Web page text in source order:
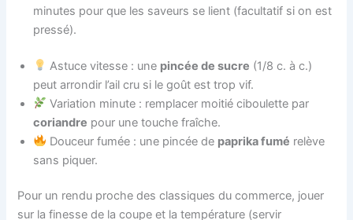
minutes pour que les saveurs se lient (facultatif si on est
pressé).
Astuce vitesse : une pincée de sucre (1/8 c. à c.)
peut arrondir l’ail cru si le goût est trop vif.
Variation minute : remplacer moitié ciboulette par
coriandre pour une touche fraîche.
Douceur fumée : une pincée de paprika fumé relève
sans piquer.
Pour un rendu proche des classiques du commerce, jouer
sur la finesse de la coupe et la température (servir